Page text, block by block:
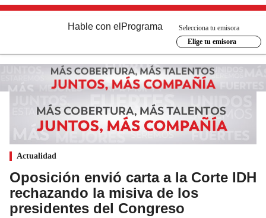
Hable con el Programa
Selecciona tu emisora
Elige tu emisora
Actualidad
Oposición envió carta a la Corte IDH
rechazando la misiva de los
presidentes del Congreso